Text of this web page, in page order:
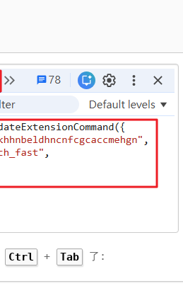
Ctrl + Tab 了: